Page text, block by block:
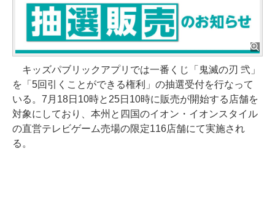
キッズパブリックアプリでは一番くじ「鬼滅の刃 弐」
を「5回引くことができる権利」の抽選受付を行なって
いる。7月18日10時と25日10時に販売が開始する店舗を
対象にしており、本州と四国のイオン・イオンスタイル
の直営テレビゲーム売場の限定116店舗にて実施され
る。